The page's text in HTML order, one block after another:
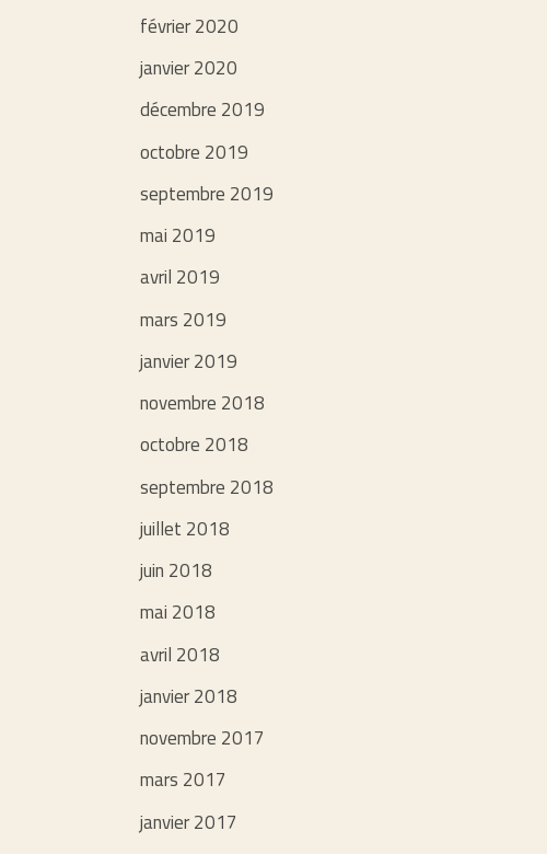
février 2020
janvier 2020
décembre 2019
octobre 2019
septembre 2019
mai 2019
avril 2019
mars 2019
janvier 2019
novembre 2018
octobre 2018
septembre 2018
juillet 2018
juin 2018
mai 2018
avril 2018
janvier 2018
novembre 2017
mars 2017
janvier 2017